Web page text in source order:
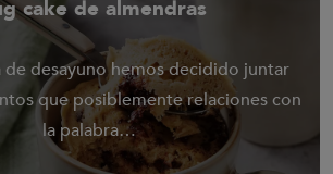
cake de almendras
de desayuno hemos decidido juntar
que posiblemente relaciones con
la palabra…